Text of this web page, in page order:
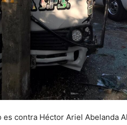
es contra Héctor Ariel Abelanda